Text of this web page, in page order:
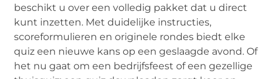
beschikt u over een volledig pakket dat u direct
kunt inzetten. Met duidelijke instructies,
scoreformulieren en originele rondes biedt elke
quiz een nieuwe kans op een geslaagde avond. Of
het nu gaat om een bedrijfsfeest of een gezellige